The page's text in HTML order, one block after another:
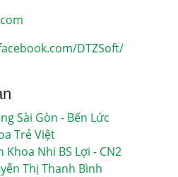
DTZSoft/
Sài Gòn - Bến Lức
Trẻ Việt
Nhi BS Lợi - CN2
Thị Thanh Bình